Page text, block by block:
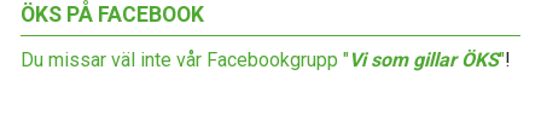
ÖKS PÅ FACEBOOK
Du missar väl inte vår Facebookgrupp "Vi som gillar ÖKS"!